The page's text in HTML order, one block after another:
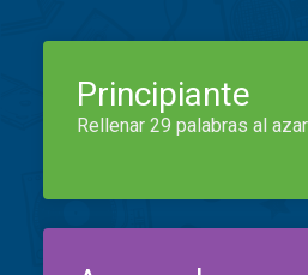
Principiante
Rellenar 29 palabras al